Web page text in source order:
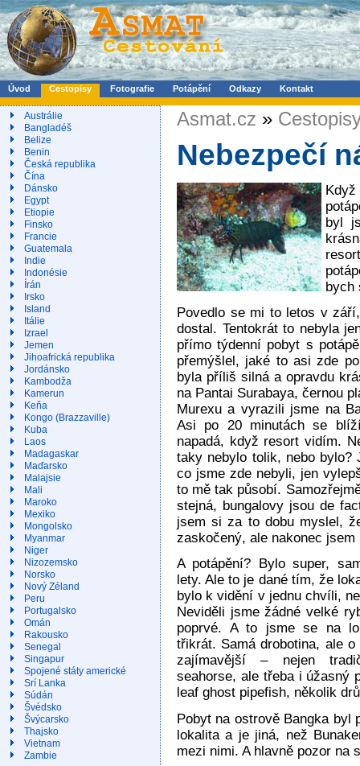
Úvod Cestopisy Fotografie Potápění Odkazy Kontakt
Austrálie
Bangladéš
Belize
Benin
Česká republika
Čína
Dánsko
Egypt
Etiopie
Finsko
Francie
Guatemala
Indie
Indonésie
Írán
Irsko
Island
Itálie
Izrael
Jemen
Jihoafrická republika
Jordánsko
Kambodža
Kamerun
Keňa
Kongo (Brazzaville)
Kuba
Laos
Madagaskar
Maďarsko
Malajsie
Mali
Maroko
Mexiko
Mongolsko
Myanmar
Niger
Nizozemsko
Norsko
Nový Zéland
Peru
Portugalsko
Omán
Rakousko
Senegal
Singapur
Spojené státy americké
Srí Lanka
Súdán
Švédsko
Švýcarsko
Thajsko
Vietnam
Zambie
Asmat.cz »
Nebezpečí
byl
bych
Povedlo se mi to letos v
dostal. Tentokrát to nebyla
přímo týdenní pobyt s
přemýšlel, jaké to asi zde
byla příliš silná a opravdu
na Pantai Surabaya, černou
Murexu a vyrazili jsme na
Asi po 20 minutách se
napadá, když resort vidím.
taky nebylo tolik, nebo
co jsme zde nebyli, jen
to mě tak působí.
stejná, bungalovy jsou de
jsem si za to dobu myslel,
zaskočený, ale nakonec
A potápění? Bylo super,
lety. Ale to je dané tím, že
bylo k vidění v jednu chvíli,
Neviděli jsme žádné velké
poprvé. A to jsme se na
třikrát. Samá drobotina, ale
zajímavější – nejen
seahorse, ale třeba i úžasný
leaf ghost pipefish, několik
Pobyt na ostrově Bangka byl
lokalita a je jiná, než
mezi nimi. A hlavně pozor na